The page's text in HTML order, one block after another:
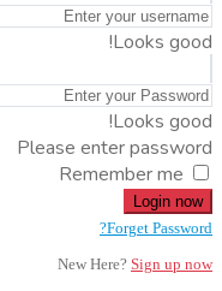
Looks good!
Looks good!
Please enter password
Remember me
Login now
Forget Password?
New Here? Sign up now